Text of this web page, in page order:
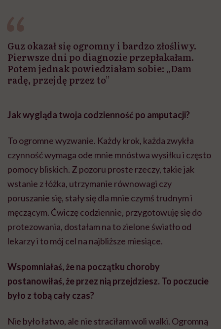
Guz okazał się ogromny i bardzo złośliwy.
Pierwsze dni po diagnozie przepłakałam.
Potem jednak powiedziałam sobie: „Dam
radę, przejdę przez to”
Jak wygląda twoja codzienność po amputacji?
To ogromne wyzwanie. Każdy krok, każda zwykła
czynność wymaga ode mnie mnóstwa wysiłku i często
pomocy bliskich. Z pozoru proste rzeczy, takie jak
wstanie z łóżka, utrzymanie równowagi czy
poruszanie się, stały się dla mnie czymś trudnym i
męczącym. Ćwiczę codziennie, przygotowuję się do
protezowania, dostałam na to zielone światło od
lekarzy i to mój cel na najbliższe miesiące.
Wspomniałaś, że na początku choroby
postanowiłaś, że przez nią przejdziesz. To poczucie
było z tobą cały czas?
Nie było łatwo, ale nie straciłam woli walki. Ogromną